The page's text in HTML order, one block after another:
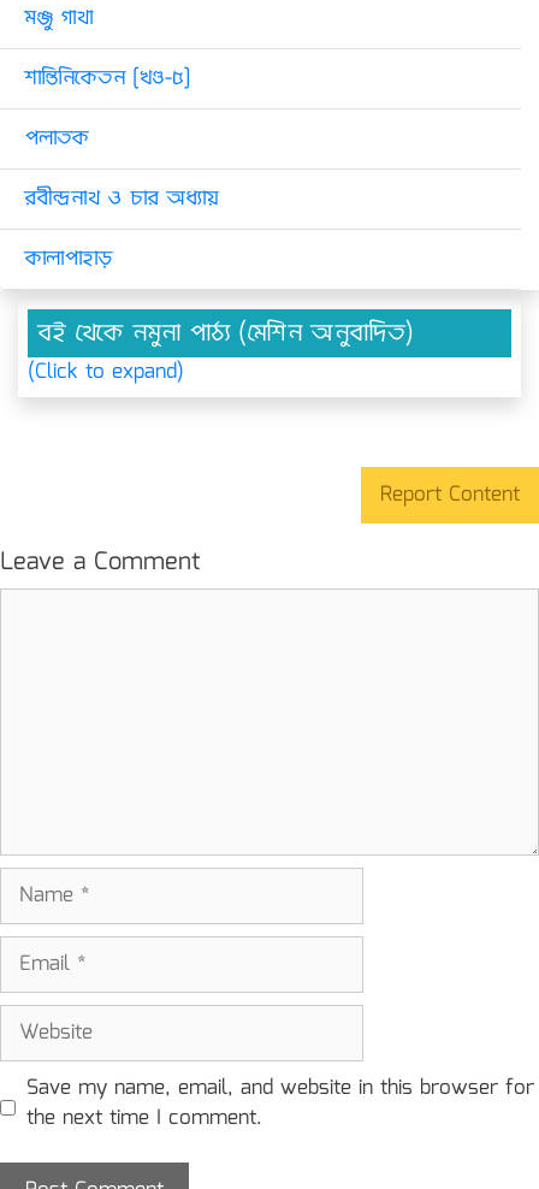
মঞ্জু গাথা
শান্তিনিকেতন [খণ্ড-৫]
পলাতক
রবীন্দ্রনাথ ও চার অধ্যায়
কালাপাহাড়
বই থেকে নমুনা পাঠ্য (মেশিন অনুবাদিত)
(Click to expand)
Report Content
Leave a Comment
Name
Email
Website
Save my name, email, and website in this browser for
the next time I comment.